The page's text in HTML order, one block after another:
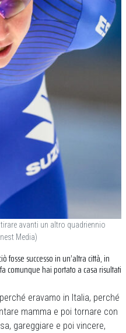
avanti un altro quadriennio
Media)
fosse successo in un’altra città, in
comunque hai portato a casa risultati
eravamo in Italia, perché
mamma e poi tornare con
gareggiare e poi vincere,